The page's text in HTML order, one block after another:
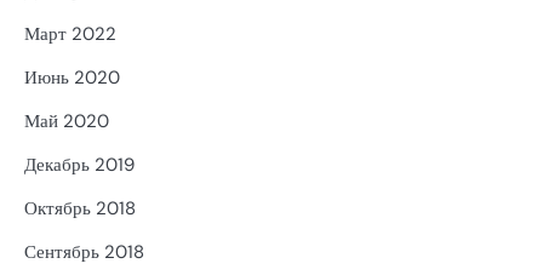
Март 2022
Июнь 2020
Май 2020
Декабрь 2019
Октябрь 2018
Сентябрь 2018